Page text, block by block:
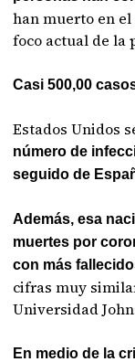
han muerto en el
foco actual de la
Casi 500,00
Estados Unidos
número de
seguido de
Además, esa
muertes por
con más
cifras muy
Universidad
En medio de la